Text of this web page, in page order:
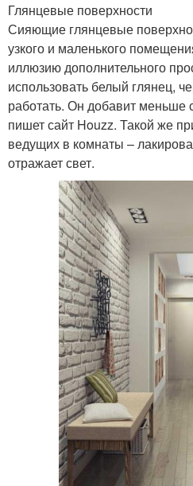
Глянцевые поверхности
Сияющие глянцевые
узкого и маленького
иллюзию дополнительного
использовать белый глянец,
работать. Он добавит меньше
пишет сайт Houzz. Такой же
ведущих в комнаты –
отражает свет.